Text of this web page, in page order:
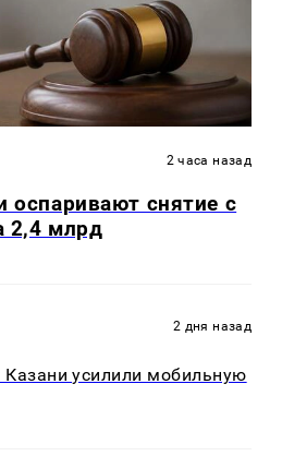
2 часа назад
оспаривают снятие с
2,4 млрд
2 дня назад
усилили мобильную